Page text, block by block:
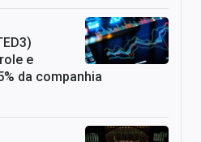
e
da companhia